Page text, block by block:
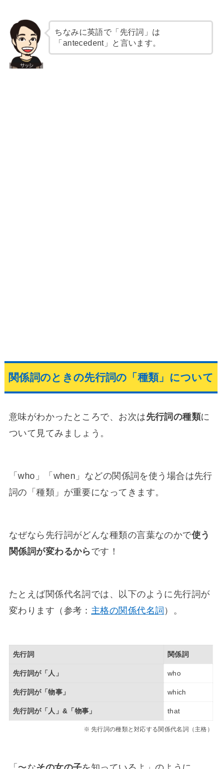
ちなみに英語で「先行詞」は
「antecedent」と言います。
関係詞のときの先行詞の「種類」について
意味がわかったところで、お次は先行詞の種類に
ついて見てみましょう。
「who」「when」などの関係詞を使う場合は先行
詞の「種類」が重要になってきます。
なぜなら先行詞がどんな種類の言葉なのかで使う
関係詞が変わるから です！
たとえば関係代名詞では、以下のように先行詞が
変わります（参考： 主格の関係代名詞 ）。
先行詞 関係詞
先行詞が「人」 who
先行詞が「物事」 which
先行詞が「人」&「物事」 that
先行詞の種類と対応する関係代名詞（主格）